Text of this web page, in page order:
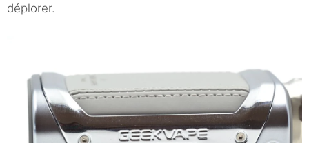
déplorer.